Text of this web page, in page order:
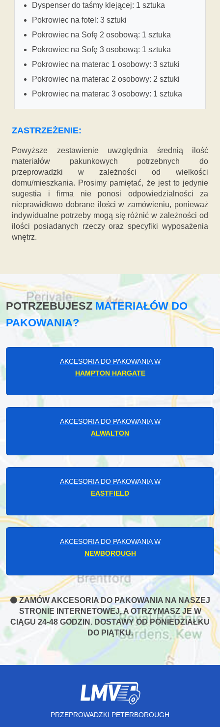
Dyspenser do taśmy klejącej: 1 sztuka
Pokrowiec na fotel: 3 sztuki
Pokrowiec na Sofę 2 osobową: 1 sztuka
Pokrowiec na Sofę 3 osobową: 1 sztuka
Pokrowiec na materac 1 osobowy: 3 sztuki
Pokrowiec na materac 2 osobowy: 2 sztuki
Pokrowiec na materac 3 osobowy: 1 sztuka
ZASTRZEŻENIE:
Powyższe zestawienie uwzględnia średnią ilość
materiałów pakunkowych potrzebnych do
przeprowadzki w zależności od wielkości
domu/mieszkania. Prosimy pamiętać, że jest to jedynie
sugestia i firma nie ponosi odpowiedzialności za
nieprawidłowo dobrane ilości w zamówieniu, ponieważ
indywidualne potrzeby mogą się różnić w zależności od
ilości posiadanych rzeczy oraz specyfiki wyposażenia
wnętrz.
POTRZEBUJESZMATERIAŁÓW DO
PAKOWANIA?
AKCESORIA DO PAKOWANIA W
HAMPTON HARGATE
AKCESORIA DO PAKOWANIA W
ALWALTON
AKCESORIA DO PAKOWANIA W
EASTFIELD
AKCESORIA DO PAKOWANIA W
NEWBOROUGH
ZAMÓW AKCESORIA DO PAKOWANIA NA NASZEJ
STRONIE INTERNETOWEJ, A OTRZYMASZ JE W
CIĄGU 24-48 GODZIN. DOSTAWY OD PONIEDZIAŁKU
DO PIĄTKU.
PRZEPROWADZKI PETERBOROUGH